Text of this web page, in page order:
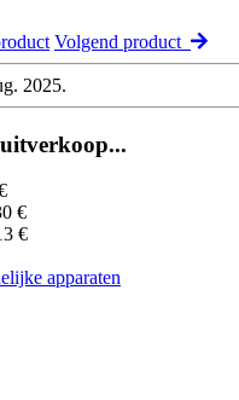
Volgend product
2025.
€
€
apparaten